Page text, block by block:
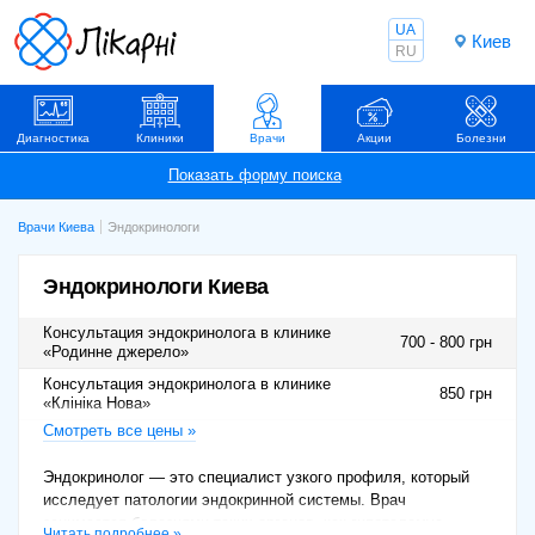
Киев
UA
RU
Диагностика Клиники Врачи Акции Болезни
Врачи Киева Эндокринологи
Эндокринологи Киева
Консультация эндокринолога в клинике
«Родинне джерело»
700 - 800 грн
Консультация эндокринолога в клинике
«Клініка Нова»
850 грн
Консультация эндокринолога в клинике
Консультация эндокринолога в клинике
«Інститут зору»
Смотреть все цены »
Эндокринолог — это специалист узкого профиля, который
исследует патологии эндокринной системы. Врач
занимается болезнями таких органов, как гипоталамус,